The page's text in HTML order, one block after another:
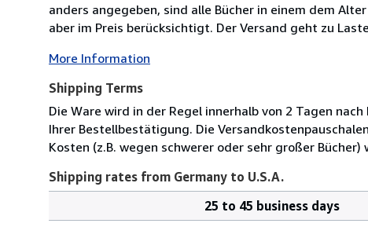
anders angegeben, sind alle Bücher in einem dem
aber im Preis berücksichtigt. Der Versand geht zu
More Information
Shipping Terms
Die Ware wird in der Regel innerhalb von 2 Tagen
Ihrer Bestellbestätigung. Die
Kosten (z.B. wegen schwerer oder sehr großer
Shipping rates from Germany to U.S.A.
25 to 45 business days